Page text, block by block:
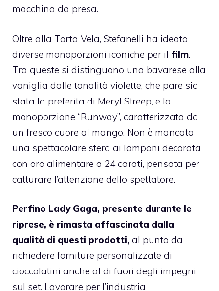
macchina da presa.
Oltre alla Torta Vela, Stefanelli ha ideato
diverse monoporzioni iconiche per il film.
Tra queste si distinguono una bavarese alla
vaniglia dalle tonalità violette, che pare sia
stata la preferita di Meryl Streep, e la
monoporzione “Runway”, caratterizzata da
un fresco cuore al mango. Non è mancata
una spettacolare sfera ai lamponi decorata
con oro alimentare a 24 carati, pensata per
catturare l’attenzione dello spettatore.
Perfino Lady Gaga, presente durante le
riprese, è rimasta affascinata dalla
qualità di questi prodotti, al punto da
richiedere forniture personalizzate di
cioccolatini anche al di fuori degli impegni
sul set. Lavorare per l’industria